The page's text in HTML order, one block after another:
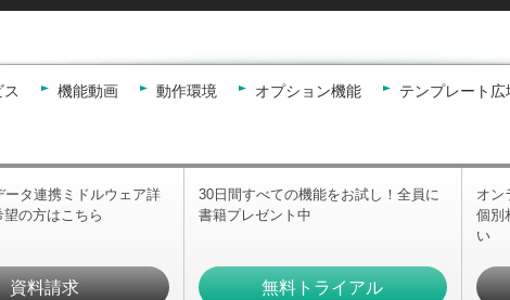
機能動画 動作環境 オプション機能 テンプレート広
ータ連携ミドルウェア詳
の方はこちら
資料請求
30日間すべての機能をお試し！全員に
書籍プレゼント中
無料トライアル
オン
個別
い